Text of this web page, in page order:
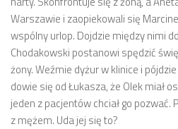
Warszawie i zaopiekowali się
wspólny urlop. Dojdzie między nimi
Chodakowski postanowi spędzić
żony. Weźmie dyżur w klinice i
dowie się od Łukasza, że Olek miał
jeden z pacjentów chciał go
z mężem. Uda jej się to?